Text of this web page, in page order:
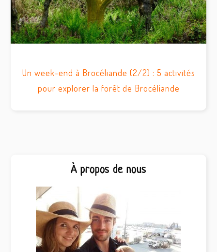
Un week-end à Brocéliande (2/2) : 5 activités
pour explorer la forêt de Brocéliande
principale
À propos de nous